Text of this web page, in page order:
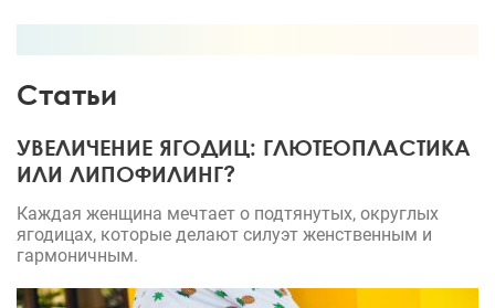
Статьи
УВЕЛИЧЕНИЕ ЯГОДИЦ: ГЛЮТЕОПЛАСТИКА
ИЛИ ЛИПОФИЛИНГ?
Каждая женщина мечтает о подтянутых, округлых
ягодицах, которые делают силуэт женственным и
гармоничным.